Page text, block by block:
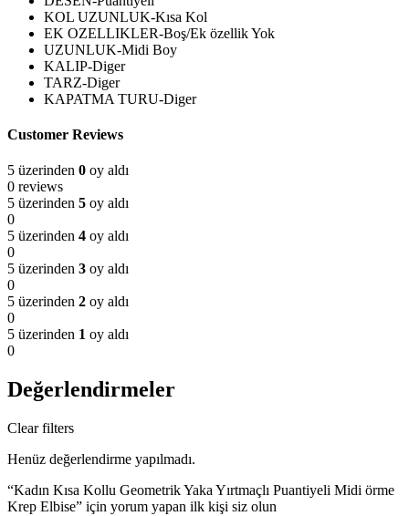
KOL UZUNLUK-Kısa Kol
EK OZELLIKLER-Boş/Ek özellik Yok
UZUNLUK-Midi Boy
KALIP-Diger
TARZ-Diger
KAPATMA TURU-Diger
Customer Reviews
5 üzerinden 0 oy aldı
0 reviews
5 üzerinden 5 oy aldı
0
5 üzerinden 4 oy aldı
0
5 üzerinden 3 oy aldı
0
5 üzerinden 2 oy aldı
0
5 üzerinden 1 oy aldı
0
Değerlendirmeler
Clear filters
Henüz değerlendirme yapılmadı.
“Kadın Kısa Kollu Geometrik Yaka Yırtmaçlı Puantiyeli Midi örme
Krep Elbise” için yorum yapan ilk kişi siz olun